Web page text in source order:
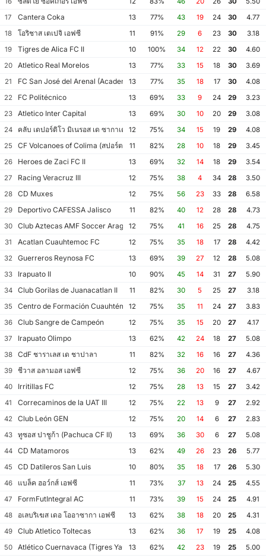
17
Cantera Coka 13 77% 43 19 24 30
4.77
18
โอริชาส เตเปจิ เอฟซี 11 91% 29 6 23 30
3.18
19
Tigres de Alica FC II 10 100% 34 12 22 30
4.60
20
Atletico Real Morelos 13 77% 33 15 18 30
3.69
21
FC San José del Arenal (Academia América Leyendas)
13 77% 35 18 17 30
4.08
22
FC Politécnico 13 69% 33 9 24 29
3.23
23
Atletico Inter Capital 13 69% 30 10 20 29
3.08
24
คลับ เดปอร์ติโว มิเนรอส เด ซากาเตกัส II
12 75% 34 15 19 29
4.08
25
CF Volcanoes of Colima (สปอร์ต ทาลา)
11 82% 28 10 18 29
3.45
26
Heroes de Zaci FC II 13 69% 32 14 18 29
3.54
27
Racing Veracruz III 12 75% 38 4 34 28
3.50
28
CD Muxes 12 75% 56 23 33 28
6.58
29
Deportivo CAFESSA Jalisco 11 82% 40 12 28 28
4.73
30
Club Aztecas AMF Soccer Aragón12 75% 41 16 25 28
4.75
31
Acatlan Cuauhtemoc FC 12 75% 35 18 17 28
4.42
32
Guerreros Reynosa FC 13 69% 39 27 12 28
5.08
33
Irapuato II 10 90% 45 14 31 27
5.90
34
Club Gorilas de Juanacatlan II 11 82% 30 5 25 27
3.18
35
Centro de Formación Cuauhtémoc Blanco
12 75% 35 11 24 27
3.83
36
Club Sangre de Campeón 12 75% 35 15 20 27
4.17
37
Irapuato Olimpo 13 62% 42 24 18 27
5.08
38
CdF ชาราเลส เด ชาปาลา 11 82% 32 16 16 27
4.36
39
ชีวาส อลามอส เอฟซี 12 75% 36 20 16 27
4.67
40
Irritillas FC 12 75% 28 13 15 27
3.42
41
Correcaminos de la UAT III 12 75% 22 13 9 27
2.92
42
Club León GEN 12 75% 20 14 6 27
2.83
43
ทูซอส ปาชูก้า (Pachuca CF II) 13 69% 36 30 6 27
5.08
44
CD Matamoros 13 62% 49 26 23 26
5.77
45
CD Datileros San Luis 10 80% 35 18 17 26
5.30
46
แบล็ค ฮอว์กส์ เอฟซี 11 73% 37 13 24 25
4.55
47
FormFutIntegral AC 11 73% 39 15 24 25
4.91
48
อเลบริเฆส เดอ โออาซากา เอฟซี 13 62% 38 18 20 25
4.31
49
Club Atletico Toltecas 13 62% 36 17 19 25
4.08
50
Atlético Cuernavaca (Tigres Yautepec)
13 62% 42 23 19 25
5.00